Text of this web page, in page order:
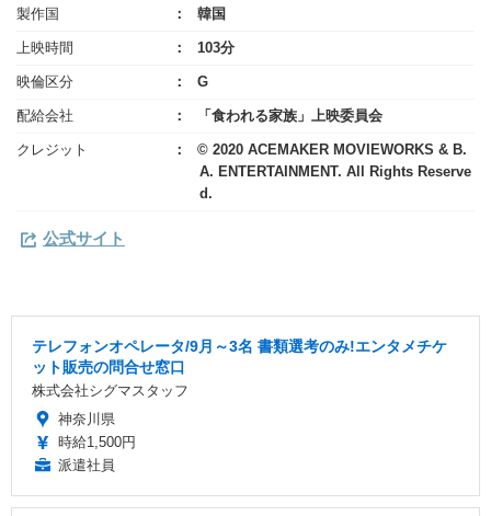
製作国 韓国
上映時間 103分
映倫区分 G
配給会社 「食われる家族」上映委員会
クレジット
© 2020 ACEMAKER MOVIEWORKS & B.
A. ENTERTAINMENT. All Rights Reserve
d.
公式サイト
テレフォンオペレータ/9月～3名 書類選考のみ!エンタメチケ
ット販売の問合せ窓口
株式会社シグマスタッフ
神奈川県
時給1,500円
派遣社員